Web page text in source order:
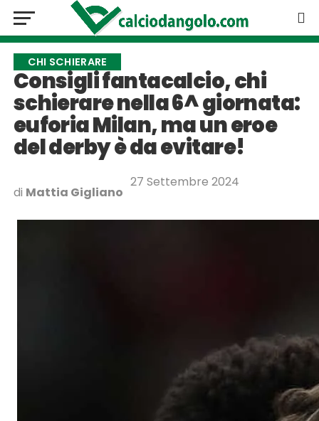
CHI SCHIERARE
Consigli fantacalcio, chi
schierare nella 6^ giornata:
euforia Milan, ma un eroe
del derby è da evitare!
di Mattia Gigliano
27 Settembre 2024